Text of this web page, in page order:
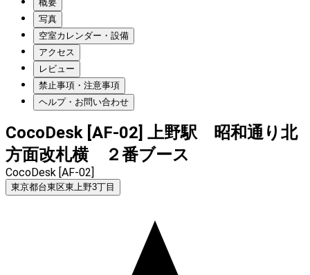
概要
写真
空室カレンダー・設備
アクセス
レビュー
禁止事項・注意事項
ヘルプ・お問い合わせ
CocoDesk [AF-02] 上野駅 昭和通り北
方面改札横 ２番ブース
CocoDesk [AF-02]
東京都台東区東上野3丁目